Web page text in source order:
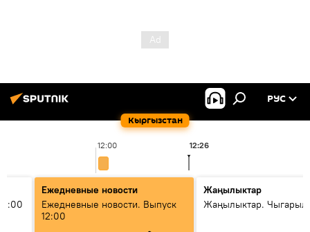
Кыргызстан
РУС
12:00 12:26
Ежедневные новости
Ежедневные новости. Выпуск
12:00
Жаңылыктар
Жаңылыктар.